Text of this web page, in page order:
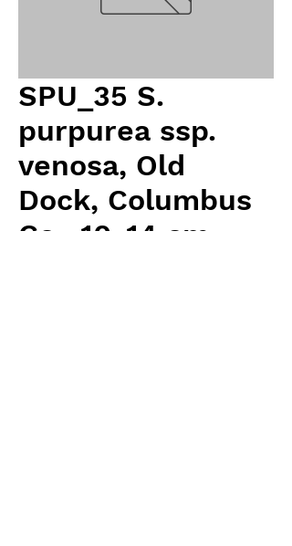
SPU_35 S.
purpurea ssp.
venosa, Old
Dock, Columbus
Co., 10-14 cm